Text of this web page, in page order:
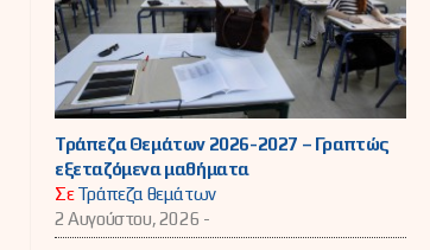
Τράπεζα Θεμάτων 2026-2027 – Γραπτώς
εξεταζόμενα μαθήματα
ΣεΤράπεζα θεμάτων
2 Αυγούστου, 2026 -